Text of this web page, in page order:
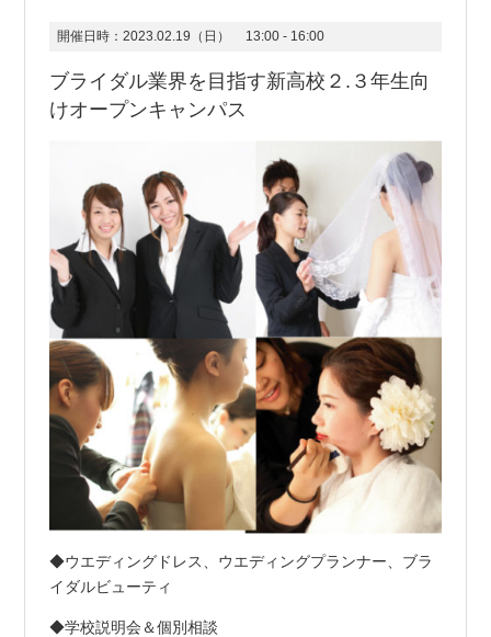
開催日時： 2023.02.19（日） 13:00 - 16:00
ブライダル業界を目指す新高校２.３年生向
けオープンキャンパス
◆ウエディングドレス、ウエディングプランナー、ブラ
イダルビューティ
◆学校説明会＆個別相談